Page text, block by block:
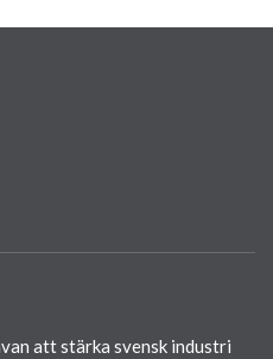
att stärka svensk industri